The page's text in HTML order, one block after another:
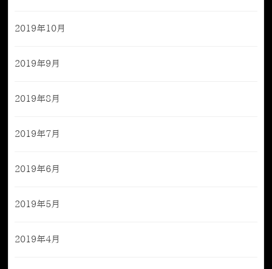
2019年10月
2019年9月
2019年8月
2019年7月
2019年6月
2019年5月
2019年4月